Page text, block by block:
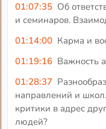
01:07:35 Об
и семинаров.
01:14:00 Карма и
01:19:16 Важность
01:28:37
направлений и
критики в адрес
людей?